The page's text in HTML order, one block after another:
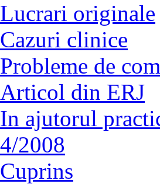
Lucrari originale
Cazuri clinice
Probleme de
Articol din ERJ
In ajutorul
4/2008
Cuprins